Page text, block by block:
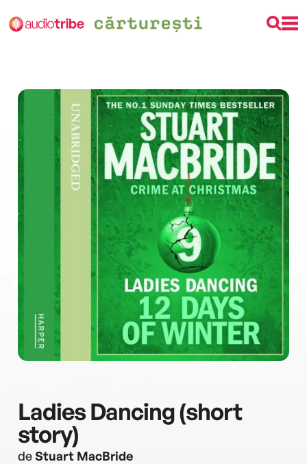
Ladies Dancing (short
story)
deStuart MacBride